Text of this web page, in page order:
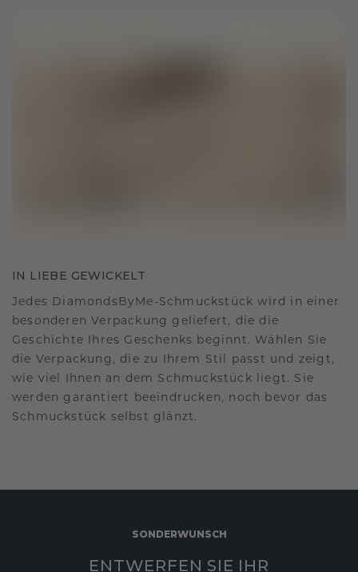
IN LIEBE GEWICKELT
Jedes DiamondsByMe-Schmuckstück wird in einer
besonderen Verpackung geliefert, die die
Geschichte Ihres Geschenks beginnt. Wählen Sie
die Verpackung, die zu Ihrem Stil passt und zeigt,
wie viel Ihnen an dem Schmuckstück liegt. Sie
werden garantiert beeindrucken, noch bevor das
Schmuckstück selbst glänzt.
SONDERWUNSCH
ENTWERFEN SIE IHR